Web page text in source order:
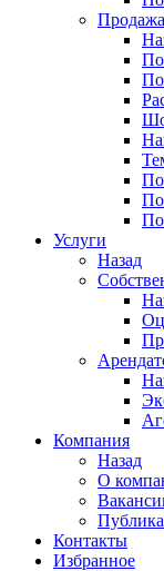
Продажа
По
По
По
По
Услуги
Назад
Компания
Назад
О
Контакты
Избранное